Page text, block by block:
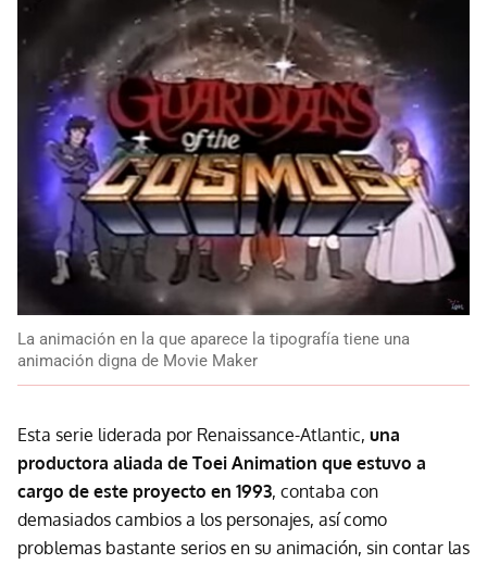
La animación en la que aparece la tipografía tiene una
animación digna de Movie Maker
Esta serie liderada por Renaissance-Atlantic, una
productora aliada de Toei Animation que estuvo a
cargo de este proyecto en 1993, contaba con
demasiados cambios a los personajes, así como
problemas bastante serios en su animación, sin contar las